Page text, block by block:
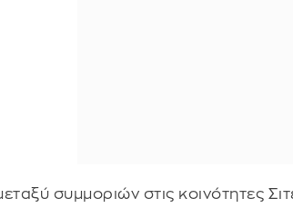
συμμοριών στις κοινότητες